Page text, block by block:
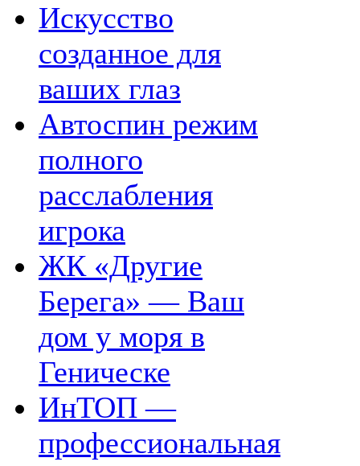
Искусство
созданное для
ваших глаз
Автоспин режим
полного
расслабления
игрока
ЖК «Другие
Берега» — Ваш
дом у моря в
Геническе
ИнТОП —
профессиональная